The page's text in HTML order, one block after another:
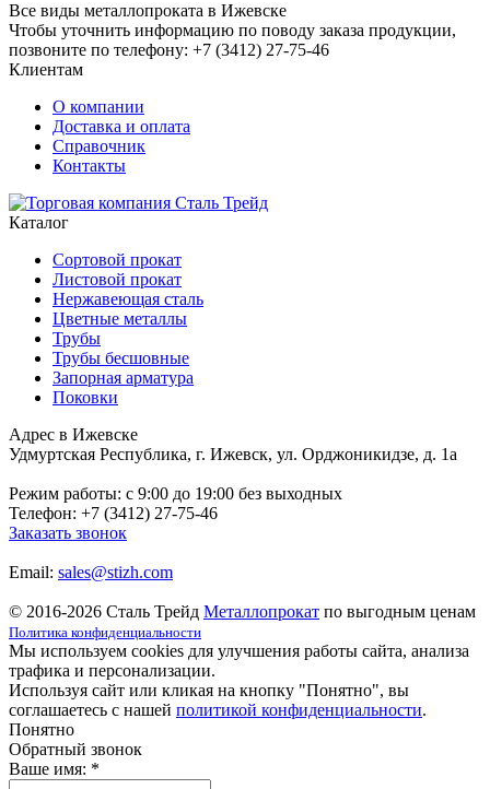
Все виды металлопроката в Ижевске
Чтобы уточнить информацию по поводу заказа продукции,
позвоните по телефону: +7 (3412) 27-75-46
Клиентам
О компании
Доставка и оплата
Справочник
Контакты
Каталог
Сортовой прокат
Листовой прокат
Нержавеющая сталь
Цветные металлы
Трубы
Трубы бесшовные
Запорная арматура
Поковки
Адрес в Ижевске
Удмуртская Республика, г. Ижевск, ул. Орджоникидзе, д. 1а
Режим работы: c 9:00 до 19:00 без выходных
Телефон: +7 (3412) 27-75-46
Заказать звонок
Email: sales@stizh.com
© 2016-2026 Сталь Трейд Металлопрокат по выгодным ценам
Политика конфиденциальности
Мы используем cookies для улучшения работы сайта, анализа
трафика и персонализации.
Используя сайт или кликая на кнопку "Понятно", вы
соглашаетесь с нашей политикой конфиденциальности.
Понятно
Обратный звонок
Ваше имя: *